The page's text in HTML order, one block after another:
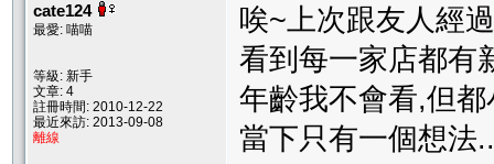
cate124
最愛: 喵喵
等級: 新手
文章: 4
註冊時間: 2010-12-22
最近來訪: 2013-09-08
離線
唉~上次跟友人經
看到每一家店都有
年齡我不會看,但
當下只有一個想法